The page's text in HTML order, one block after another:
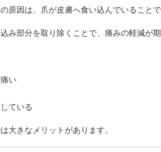
原因は、爪が皮膚へ食い込んでいること
み部分を取り除くことで、痛みの軽減が
い
ている
大きなメリットがあります。